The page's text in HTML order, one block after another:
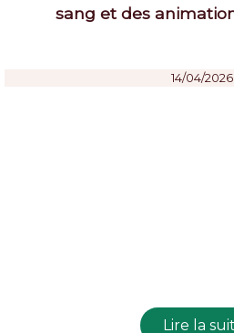
sang et des
14/04/2026